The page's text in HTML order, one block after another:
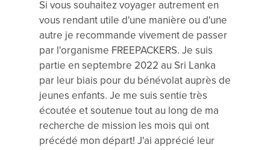
Si vous souhaitez voyager autrement en
vous rendant utile d'une manière ou d'une
autre je recommande vivement de passer
par l'organisme FREEPACKERS. Je suis
partie en septembre 2022 au Sri Lanka
par leur biais pour du bénévolat auprès de
jeunes enfants. Je me suis sentie très
écoutée et soutenue tout au long de ma
recherche de mission les mois qui ont
précédé mon départ! J'ai apprécié leur